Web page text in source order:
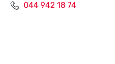
044 942 18 74